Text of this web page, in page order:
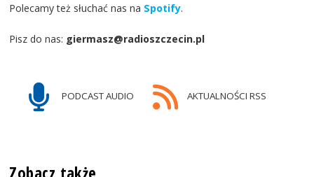
Polecamy też słuchać nas na Spotify.
Pisz do nas: giermasz@radioszczecin.pl
PODCAST AUDIO AKTUALNOŚCI RSS